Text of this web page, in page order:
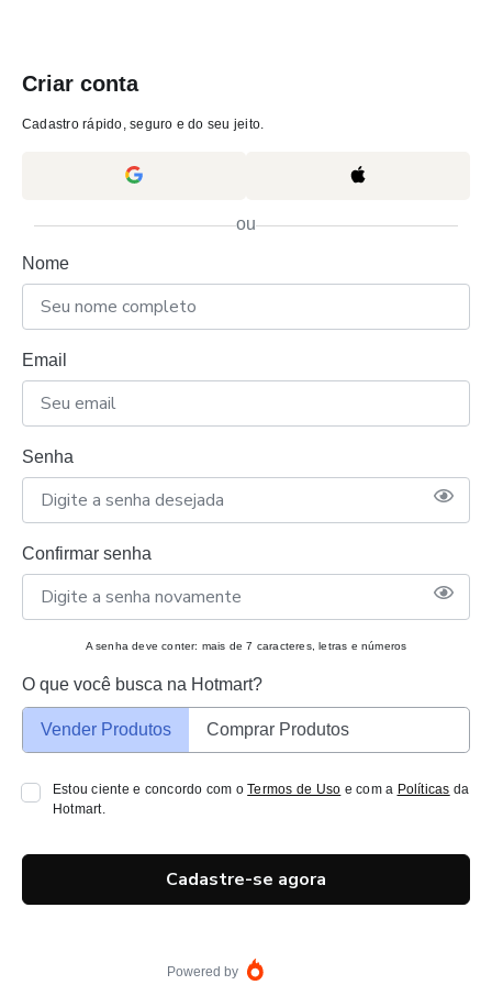
Criar conta
Cadastro rápido, seguro e do seu jeito.
ou
Nome
Email
Senha
Confirmar senha
A senha deve conter: mais de 7 caracteres, letras e números
O que você busca na Hotmart?
Vender Produtos Comprar Produtos
Estou ciente e concordo com oTermos de Uso e com a Políticas da
Hotmart.
Cadastre-se agora
Powered by